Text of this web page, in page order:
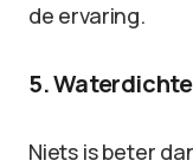
de ervaring.
5.
Niets is beter